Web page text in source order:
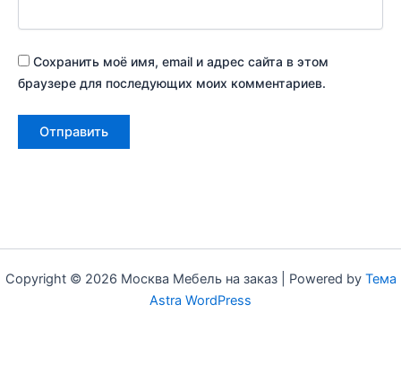
Сохранить моё имя, email и адрес сайта в этом
браузере для последующих моих комментариев.
Copyright © 2026 Москва Мебель на заказ | Powered by Тема
Astra WordPress